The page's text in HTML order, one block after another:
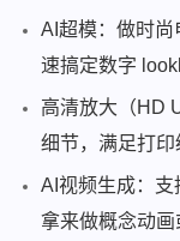
AI超模：做时
速搞定数字
高清放大（HD
细节，满足打印
AI视频生成：支
拿来做概念动画